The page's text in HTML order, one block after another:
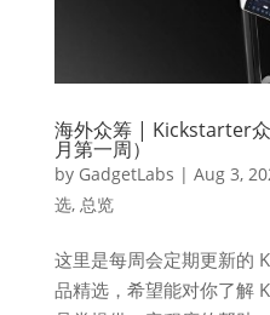
海外众筹 | Kickstarter
月第一周）
by GadgetLabs | Aug 3,
选, 总览
这里是每周会定期更新的
品精选，希望能对你了解